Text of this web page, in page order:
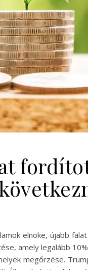
elnöke, újabb
amely legalább
megőrzése.